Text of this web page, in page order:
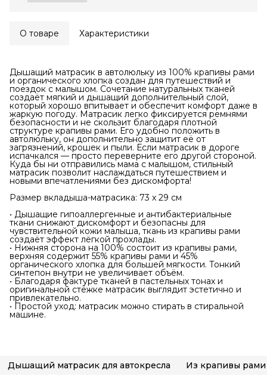
О товаре Характеристики
Дышащий матрасик в автолюльку из 100% крапивы рами
и органического хлопка создан для путешествий и
поездок с малышом. Сочетание натуральных тканей
создаёт мягкий и дышащий дополнительный слой,
который хорошо впитывает и обеспечит комфорт даже в
жаркую погоду. Матрасик легко фиксируется ремнями
безопасности и не скользит благодаря плотной
структуре крапивы рами. Его удобно положить в
автолюльку, он дополнительно защитит её от
загрязнений, крошек и пыли. Если матрасик в дороге
испачкался — просто переверните его другой стороной.
Куда бы ни отправились мама с малышом, стильный
матрасик позволит наслаждаться путешествием и
новыми впечатлениями без дискомфорта!
Размер вкладыша-матрасика: 73 х 29 см
• Дышащие гипоаллергенные и антибактериальные
ткани снижают дискомфорт и безопасны для
чувствительной кожи малыша, ткань из крапивы рами
создаёт эффект лёгкой прохлады.
• Нижняя сторона на 100% состоит из крапивы рами,
верхняя содержит 55% крапивы рами и 45%
органического хлопка для большей мягкости. Тонкий
синтепон внутри не увеличивает объём.
• Благодаря фактуре тканей в пастельных тонах и
оригинальной стёжке матрасик выглядит эстетично и
привлекательно.
• Простой уход: матрасик можно стирать в стиральной
машине.
Дышащий матрасик для автокресла Из крапивы рами